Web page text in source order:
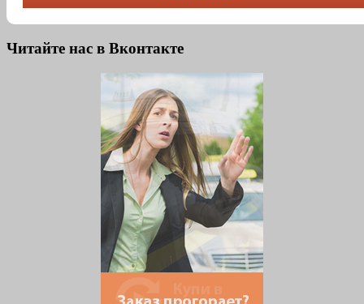
Читайте нас в Вконтакте